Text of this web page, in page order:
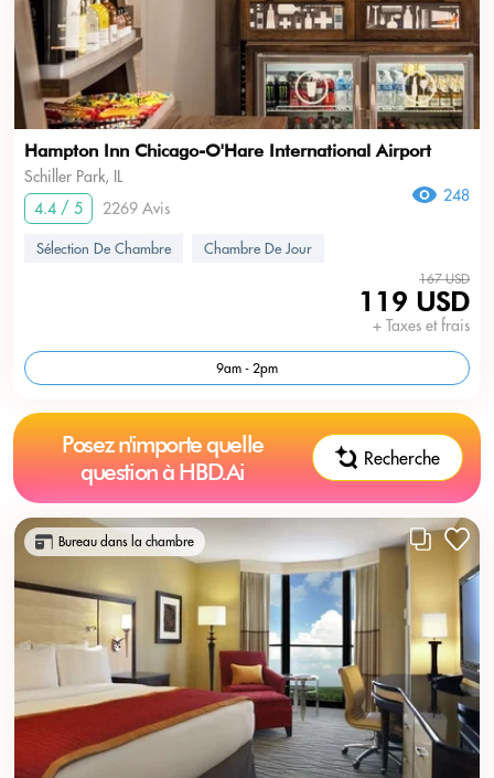
Hampton Inn Chicago-O'Hare International Airport
Schiller Park, IL
4.4 / 5
2269 Avis
248
Sélection De Chambre Chambre De Jour
167 USD
119 USD
+ Taxes et frais
9am - 2pm
Posez n'importe quelle
question à HBD.Ai
Recherche
Bureau dans la chambre